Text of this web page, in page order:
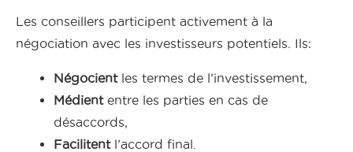
Les conseillers participent activement à la
négociation avec les investisseurs potentiels. Ils:
Négocientles termes de l’investissement,
Médiententre les parties en cas de
désaccords,
Facilitentl’accord final.